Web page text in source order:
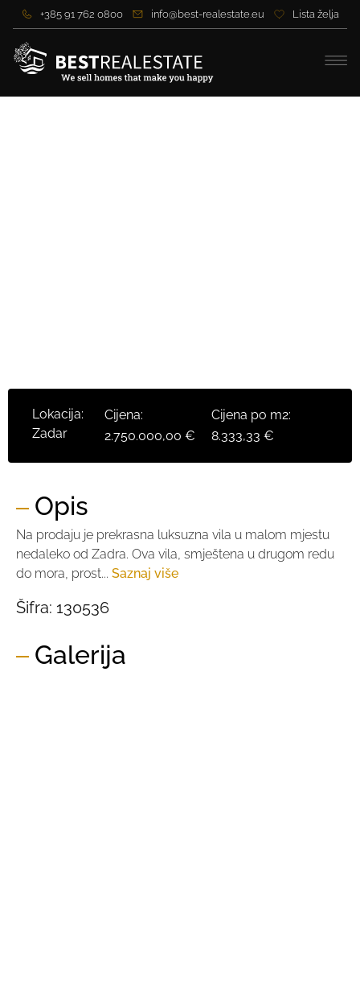
+385 91 762 0800 info@best-realestate.eu Lista želja
Lokacija:
Zadar
Cijena:
2.750.000,00 €
Cijena po m2:
8.333,33 €
Opis
Na prodaju je prekrasna luksuzna vila u malom mjestu
nedaleko od Zadra. Ova vila, smještena u drugom redu
do mora, prost... Saznaj više
Šifra: 130536
Galerija